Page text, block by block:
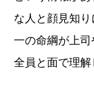
な人と顔見知
一の命綱が上
全員と面で理解